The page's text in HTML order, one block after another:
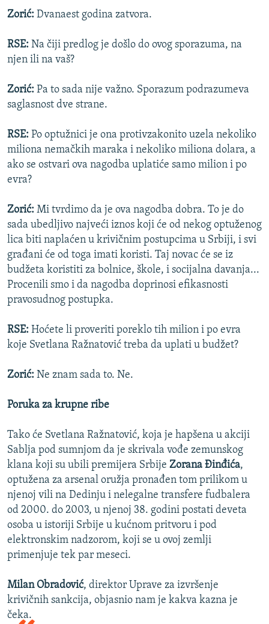
Zorić: Dvanaest godina zatvora.
RSE: Na čiji predlog je došlo do ovog sporazuma, na
njen ili na vaš?
Zorić: Pa to sada nije važno. Sporazum podrazumeva
saglasnost dve strane.
RSE: Po optužnici je ona protivzakonito uzela nekoliko
miliona nemačkih maraka i nekoliko miliona dolara, a
ako se ostvari ova nagodba uplatiće samo milion i po
evra?
Zorić: Mi tvrdimo da je ova nagodba dobra. To je do
sada ubedljivo najveći iznos koji će od nekog optuženog
lica biti naplaćen u krivičnim postupcima u Srbiji, i svi
građani će od toga imati koristi. Taj novac će se iz
budžeta koristiti za bolnice, škole, i socijalna davanja...
Procenili smo i da nagodba doprinosi efikasnosti
pravosudnog postupka.
RSE: Hoćete li proveriti poreklo tih milion i po evra
koje Svetlana Ražnatović treba da uplati u budžet?
Zorić: Ne znam sada to. Ne.
Poruka za krupne ribe
Tako će Svetlana Ražnatović, koja je hapšena u akciji
Sablja pod sumnjom da je skrivala vođe zemunskog
klana koji su ubili premijera Srbije Zorana Đinđića,
optužena za arsenal oružja pronađen tom prilikom u
njenoj vili na Dedinju i nelegalne transfere fudbalera
od 2000. do 2003, u njenoj 38. godini postati deveta
osoba u istoriji Srbije u kućnom pritvoru i pod
elektronskim nadzorom, koji se u ovoj zemlji
primenjuje tek par meseci.
Milan Obradović, direktor Uprave za izvršenje
krivičnih sankcija, objasnio nam je kakva kazna je
čeka.